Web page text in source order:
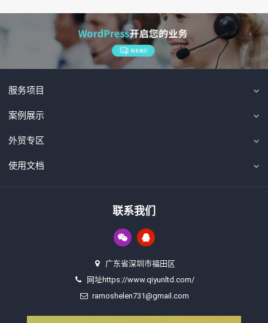
服务项目
案例展示
外贸专区
使用文档
联系我们
广东省深圳市福田区
网址https://www.qiyunltd.com/
ramoshelen731@gmail.com